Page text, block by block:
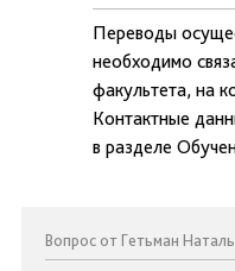
Переводы
необходимо
факультета, на
Контактные
в разделе
Вопрос от Гетьман